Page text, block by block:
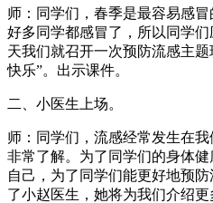
师：同学们，春季是最容易感
好多同学都感冒了，所以同学
天我们就召开一次预防流感主
快乐”。出示课件。
二、小医生上场。
师：同学们，流感经常发生在
非常了解。为了同学们的身体
自己，为了同学们能更好地预
了小赵医生，她将为我们介绍更